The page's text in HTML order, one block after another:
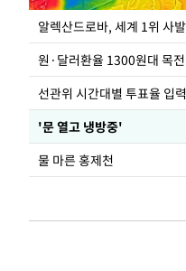
알렉산드로바, 세계 1위 사
원·달러환율 1300원대 목전
'문 열고 냉방중'
물 마른 홍제천